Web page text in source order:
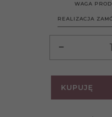
WAGA
REALIZACJA
KUPUJĘ